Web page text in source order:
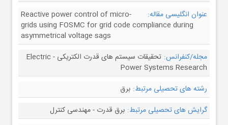
عنوان انگلیسی مقاله:
Reactive power control of micro-
grids using FOSMC for grid code compliance during
asymmetrical voltage sags
مجله/کنفرانس:
تحقیقات سیستم های قدرت الکتریکی - Electric
Power Systems Research
رشته های تحصیلی مرتبط: برق
گرایش های تحصیلی مرتبط: برق قدرت - مهندسی کنترل